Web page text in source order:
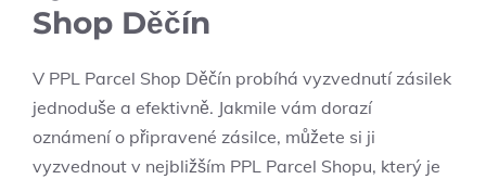
Shop Děčín
V PPL Parcel Shop Děčín probíhá vyzvednutí zásilek
jednoduše a efektivně. Jakmile vám dorazí
oznámení o připravené zásilce, můžete si ji
vyzvednout v nejbližším PPL Parcel Shopu, který je